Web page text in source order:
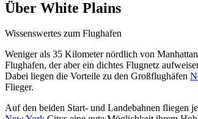
Über White Plains
Wissenswertes zum Flughafen
Weniger als 35 Kilometer nördlich von
Flughafen, der aber ein dichtes Flugnetz
Dabei liegen die Vorteile zu den Großflughäfen
Flieger.
Auf den beiden Start- und Landebahnen fliegen